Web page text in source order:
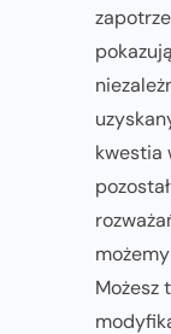
kwestia
Możesz